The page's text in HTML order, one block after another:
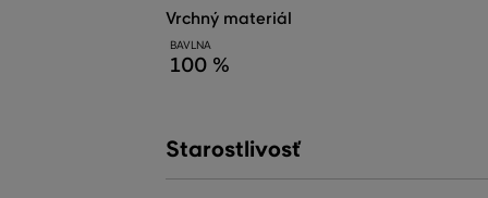
vrchný materiál
BAVLNA
100 %
Starostlivosť